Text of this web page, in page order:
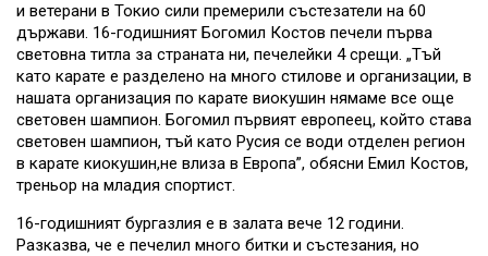
и ветерани в Токио сили премерили състезатели на 60
държави. 16-годишният Богомил Костов печели първа
световна титла за страната ни, печелейки 4 срещи. „Тъй
като карате е разделено на много стилове и организации, в
нашата организация по карате виокушин нямаме все още
световен шампион. Богомил първият европеец, който става
световен шампион, тъй като Русия се води отделен регион
в карате киокушин,не влиза в Европа”, обясни Емил Костов,
треньор на младия спортист.
16-годишният бургазлия е в залата вече 12 години.
Разказва, че е печелил много битки и състезания, но